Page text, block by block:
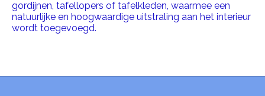
gordijnen, tafellopers of tafelkleden, waarmee een
natuurlijke en hoogwaardige uitstraling aan het interieur
wordt toegevoegd.